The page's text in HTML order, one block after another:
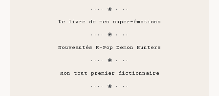
···· ❀ ····
Le livre de mes super-émotions
···· ❀ ····
Nouveautés K-Pop Demon Hunters
···· ❀ ····
Mon tout premier dictionnaire
···· ❀ ····